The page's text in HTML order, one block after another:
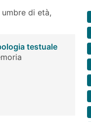
di età,
testuale